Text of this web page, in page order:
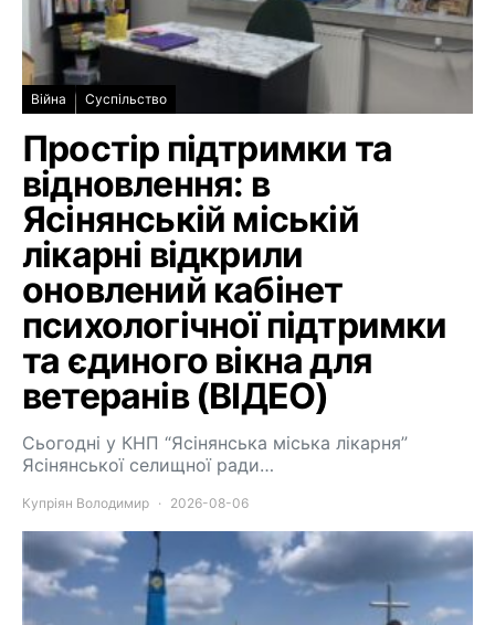
Війна Суспільство
Простір підтримки та
відновлення: в
Ясінянській міській
лікарні відкрили
оновлений кабінет
психологічної підтримки
та єдиного вікна для
ветеранів (ВІДЕО)
Сьогодні у КНП “Ясінянська міська лікарня”
Ясінянської селищної ради…
Купріян Володимир 2026-08-06